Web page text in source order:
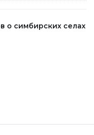
о симбирских селах